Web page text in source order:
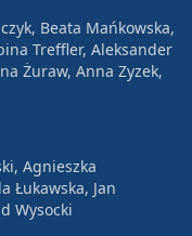
Beata Mańkowska,
Treffler, Aleksander
Żuraw, Anna Zyzek,
Agnieszka
Łukawska, Jan
Wysocki